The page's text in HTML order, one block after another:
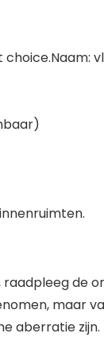
choice.Naam:
de
maar
aberratie